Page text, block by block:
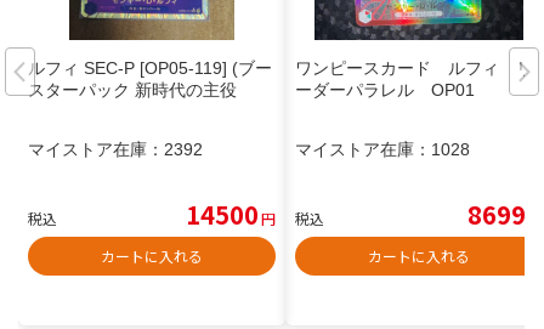
ルフィ SEC-P [OP05-119] (ブー
スターパック 新時代の主役
マイストア在庫： 2392
税込 14500円
カートに入れる
ワンピースカード ルフィ リ
ーダーパラレル OP01
マイストア在庫： 1028
税込 8699
カートに入れる